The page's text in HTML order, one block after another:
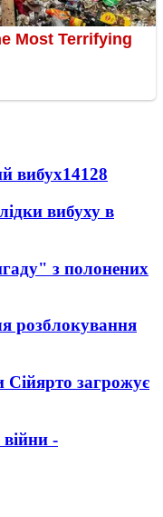
вибух14128
вибуху в
з полонених
розблокування
загрожує
-